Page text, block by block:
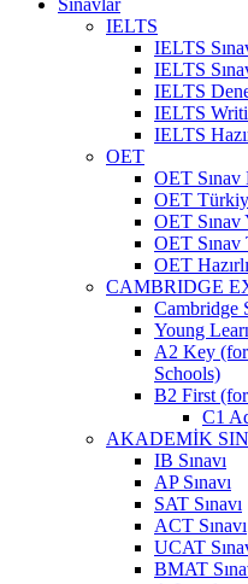
Sınavlar
IELTS
IELTS
IELTS
IELTS
IELTS
IELTS
OET
OET Sınav
OET
OET Sınav
OET Sınav
OET
CAMBRIDGE
Cambridge
Young
A2 Key
Schools)
B2 First
C1
AKADEMİK
IB Sınavı
AP Sınavı
SAT Sınavı
ACT Sınavı
UCAT
BMAT